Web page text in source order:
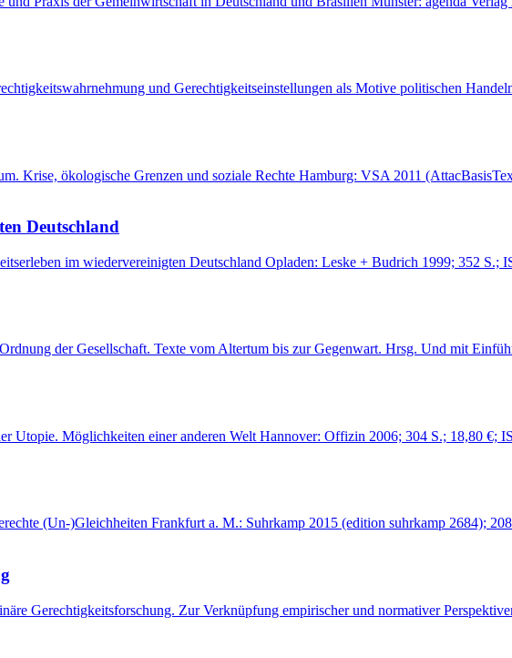
und Gerechtigkeitseinstellungen als Motive politischen
Krise, ökologische Grenzen und soziale Rechte Hamburg: VSA 2011
Deutschland
im wiedervereinigten Deutschland Opladen: Leske + Budrich 1999; 352
der Gesellschaft. Texte vom Altertum bis zur Gegenwart. Hrsg. Und mit
Utopie. Möglichkeiten einer anderen Welt Hannover: Offizin 2006; 304 S.; 18,80 €;
(Un-)Gleichheiten Frankfurt a. M.: Suhrkamp 2015 (edition suhrkamp 2684);
Gerechtigkeitsforschung. Zur Verknüpfung empirischer und normativer